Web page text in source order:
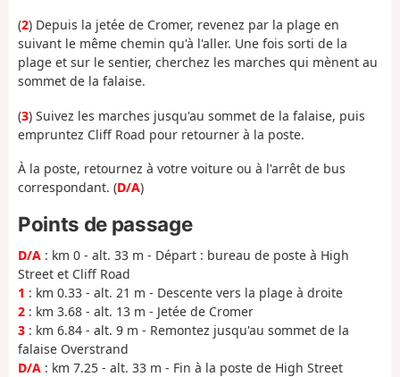
(2) Depuis la jetée de Cromer, revenez par la plage en
suivant le même chemin qu'à l'aller. Une fois sorti de la
plage et sur le sentier, cherchez les marches qui mènent au
sommet de la falaise.
(3) Suivez les marches jusqu'au sommet de la falaise, puis
empruntez Cliff Road pour retourner à la poste.
À la poste, retournez à votre voiture ou à l'arrêt de bus
correspondant. (D/A)
Points de passage
D/A : km 0 - alt. 33 m - Départ : bureau de poste à High
Street et Cliff Road
1 : km 0.33 - alt. 21 m - Descente vers la plage à droite
2 : km 3.68 - alt. 13 m - Jetée de Cromer
3 : km 6.84 - alt. 9 m - Remontez jusqu'au sommet de la
falaise Overstrand
D/A : km 7.25 - alt. 33 m - Fin à la poste de High Street